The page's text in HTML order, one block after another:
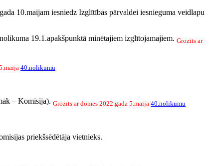
10.maijam iesniedz Izglītības pārvaldei iesnieguma veidlapu
19.1.apakšpunktā minētajiem izglītojamajiem. Grozīts ar
40.nolikumu
– Komisija). Grozīts ar domes 2022.gada 5.maija 40.nolikumu
priekšsēdētāja vietnieks.